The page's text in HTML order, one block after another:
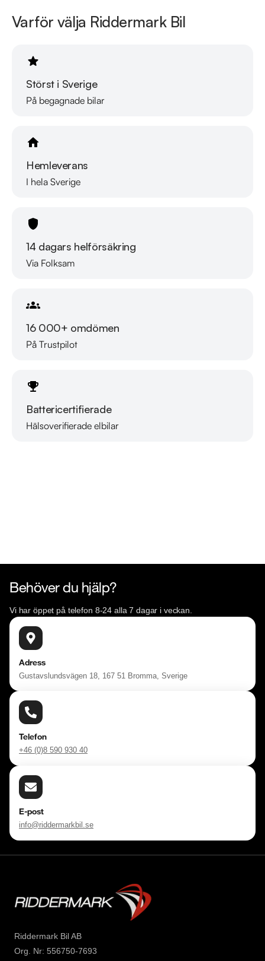
Varför välja Riddermark Bil
Störst i Sverige
På begagnade bilar
Hemleverans
I hela Sverige
14 dagars helförsäkring
Via Folksam
16 000+ omdömen
På Trustpilot
Battericertifierade
Hälsoverifierade elbilar
Läs mer om oss
Behöver du hjälp?
Vi har öppet på telefon 8-24 alla 7 dagar i veckan.
Adress
Gustavslundsvägen 18, 167 51 Bromma, Sverige
Telefon
+46 (0)8 590 930 40
E-post
info@riddermarkbil.se
Riddermark Bil AB
Org. Nr: 556750-7693